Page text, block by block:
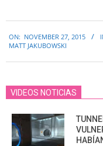
11-
ON: NOVEMBER 27, 2015
MATT JAKUBOWSKI
VIDEOS NOTICIAS